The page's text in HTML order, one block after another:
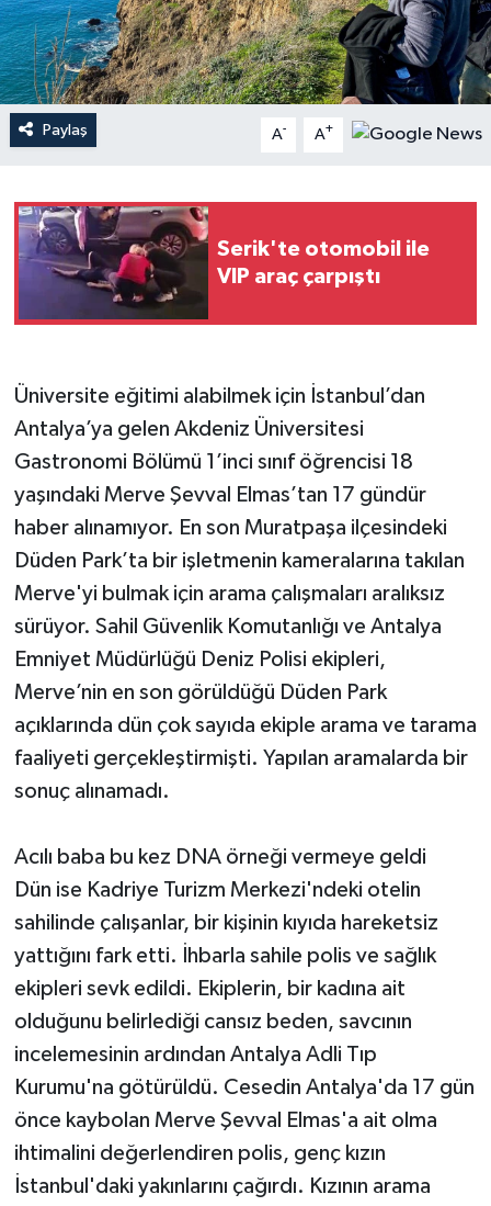
Paylaş A- A+
Serik'te otomobil ile
VIP araç çarpıştı
Üniversite eğitimi alabilmek için İstanbul’dan
Antalya’ya gelen Akdeniz Üniversitesi
Gastronomi Bölümü 1’inci sınıf öğrencisi 18
yaşındaki Merve Şevval Elmas’tan 17 gündür
haber alınamıyor. En son Muratpaşa ilçesindeki
Düden Park’ta bir işletmenin kameralarına takılan
Merve'yi bulmak için arama çalışmaları aralıksız
sürüyor. Sahil Güvenlik Komutanlığı ve Antalya
Emniyet Müdürlüğü Deniz Polisi ekipleri,
Merve’nin en son görüldüğü Düden Park
açıklarında dün çok sayıda ekiple arama ve tarama
faaliyeti gerçekleştirmişti. Yapılan aramalarda bir
sonuç alınamadı.
Acılı baba bu kez DNA örneği vermeye geldi
Dün ise Kadriye Turizm Merkezi'ndeki otelin
sahilinde çalışanlar, bir kişinin kıyıda hareketsiz
yattığını fark etti. İhbarla sahile polis ve sağlık
ekipleri sevk edildi. Ekiplerin, bir kadına ait
olduğunu belirlediği cansız beden, savcının
incelemesinin ardından Antalya Adli Tıp
Kurumu'na götürüldü. Cesedin Antalya'da 17 gün
önce kaybolan Merve Şevval Elmas'a ait olma
ihtimalini değerlendiren polis, genç kızın
İstanbul'daki yakınlarını çağırdı. Kızının arama
Sağlık
Siyaset
Sosyal medya
Spor
Teknoloji
Televizyon
Yaşam